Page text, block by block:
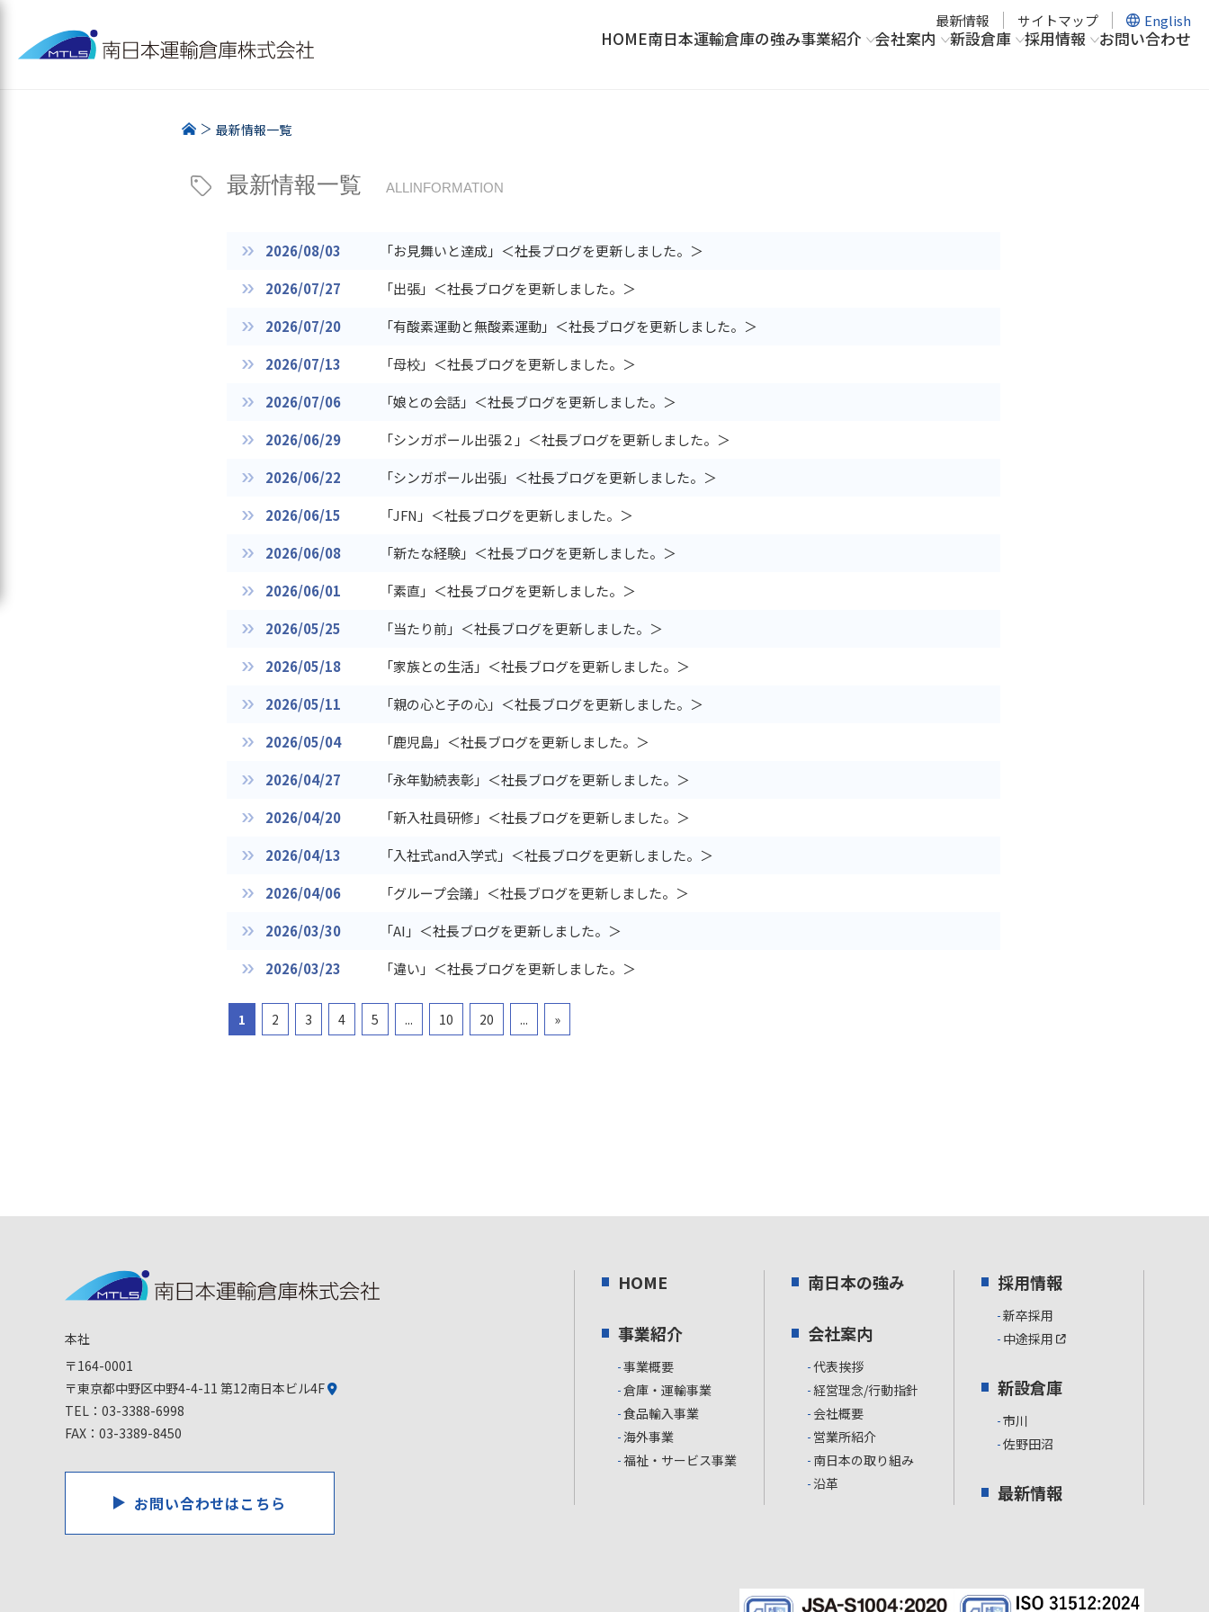
最新情報 サイトマップ English
HOME南日本運輸倉庫の強み事業紹介 会社案内 新設倉庫 採用情報 お問い合わせ
最新情報一覧
最新情報一覧 ALLINFORMATION
2026/08/03
「お見舞いと達成」＜社長ブログを更新しました。＞
2026/07/27
「出張」＜社長ブログを更新しました。＞
2026/07/20
「有酸素運動と無酸素運動」＜社長ブログを更新しました。＞
2026/07/13
「母校」＜社長ブログを更新しました。＞
2026/07/06
「娘との会話」＜社長ブログを更新しました。＞
2026/06/29
「シンガポール出張２」＜社長ブログを更新しました。＞
2026/06/22
「シンガポール出張」＜社長ブログを更新しました。＞
2026/06/15
「JFN」＜社長ブログを更新しました。＞
2026/06/08
「新たな経験」＜社長ブログを更新しました。＞
2026/06/01
「素直」＜社長ブログを更新しました。＞
2026/05/25
「当たり前」＜社長ブログを更新しました。＞
2026/05/18
「家族との生活」＜社長ブログを更新しました。＞
2026/05/11
「親の心と子の心」＜社長ブログを更新しました。＞
2026/05/04
「鹿児島」＜社長ブログを更新しました。＞
2026/04/27
「永年勤続表彰」＜社長ブログを更新しました。＞
2026/04/20
「新入社員研修」＜社長ブログを更新しました。＞
2026/04/13
「入社式and入学式」＜社長ブログを更新しました。＞
2026/04/06
「グループ会議」＜社長ブログを更新しました。＞
2026/03/30
「AI」＜社長ブログを更新しました。＞
2026/03/23
「違い」＜社長ブログを更新しました。＞
1 2 3 4 5 ... 10 20 ... »
本社
〒164-0001
〒東京都中野区中野4-4-11 第12南日本ビル4F
TEL： 03-3388-6998
FAX：03-3389-8450
お問い合わせはこちら
HOME
事業紹介
事業概要
倉庫・運輸事業
食品輸入事業
海外事業
福祉・サービス事業
南日本の強み
会社案内
代表挨拶
経営理念/行動指針
会社概要
営業所紹介
南日本の取り組み
沿革
採用情報
新卒採用
中途採用
新設倉庫
市川
佐野田沼
最新情報